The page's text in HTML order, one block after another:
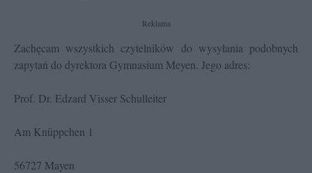
Reklama
Zachęcam wszystkich czytelników do wysyłania podobnych
zapytań do dyrektora Gymnasium Meyen. Jego adres:
Prof. Dr. Edzard Visser Schulleiter
Am Knüppchen 1
56727 Mayen